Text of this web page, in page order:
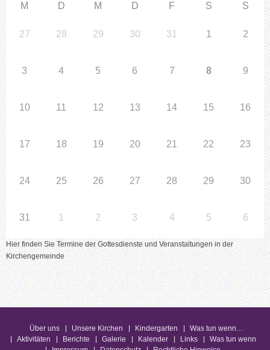
M D M D F S S
27 28 29 30 31 1 2
3 4 5 6 7 8 9
10 11 12 13 14 15 16
17 18 19 20 21 22 23
24 25 26 27 28 29 30
31 1 2 3 4 5 6
Hier finden Sie Termine der Gottesdienste und Veranstaltungen in der
Kirchengemeinde
Über uns Unsere Kirchen Kindergarten
Was tun wenn…
Aktivitäten
Berichte Galerie Kalender Links
Was tun wenn